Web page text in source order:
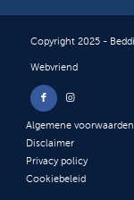
Copyright 2025 -
Webvriend
Algemene voorwaarden
Disclaimer
Privacy policy
Cookiebeleid